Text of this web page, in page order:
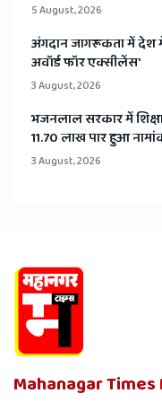
5 August, 2026
अंगदान जागरूकता में देश
अवॉर्ड फॉर एक्सीलेंस'
3 August, 2026
भजनलाल सरकार में
11.70 लाख पार हुआ
3 August, 2026
Mahanagar